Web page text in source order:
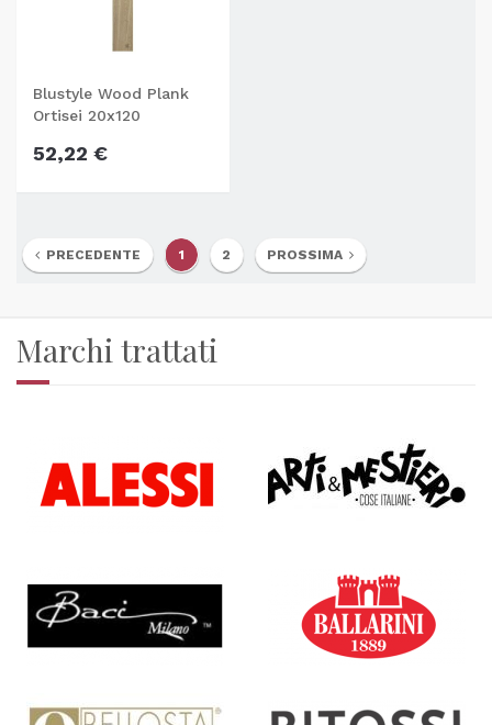
Blustyle Wood Plank
Ortisei 20x120
52,22 €
PRECEDENTE 1 2 PROSSIMA
Marchi trattati